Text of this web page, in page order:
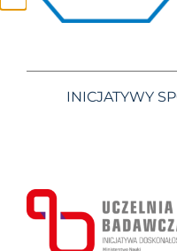
INICJATYWY